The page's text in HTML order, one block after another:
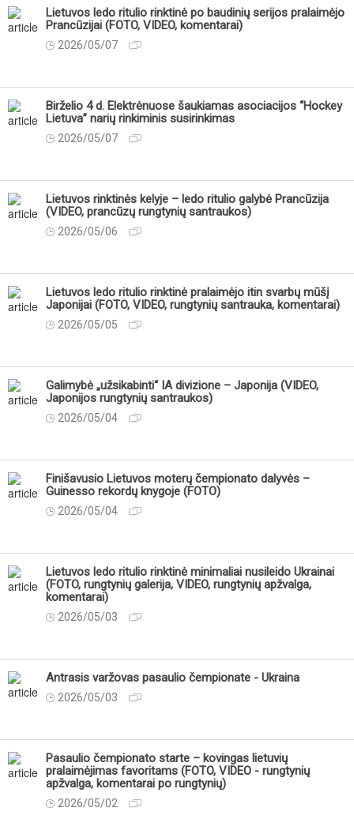
Lietuvos ledo ritulio rinktinė po baudinių serijos pralaimėjo
Prancūzijai (FOTO, VIDEO, komentarai)
2026/05/07
Birželio 4 d. Elektrėnuose šaukiamas asociacijos “Hockey
Lietuva” narių rinkiminis susirinkimas
2026/05/07
Lietuvos rinktinės kelyje – ledo ritulio galybė Prancūzija
(VIDEO, prancūzų rungtynių santraukos)
2026/05/06
Lietuvos ledo ritulio rinktinė pralaimėjo itin svarbų mūšį
Japonijai (FOTO, VIDEO, rungtynių santrauka, komentarai)
2026/05/05
Galimybė „užsikabinti“ IA divizione – Japonija (VIDEO,
Japonijos rungtynių santraukos)
2026/05/04
Finišavusio Lietuvos moterų čempionato dalyvės –
Guinesso rekordų knygoje (FOTO)
2026/05/04
Lietuvos ledo ritulio rinktinė minimaliai nusileido Ukrainai
(FOTO, rungtynių galerija, VIDEO, rungtynių apžvalga,
komentarai)
2026/05/03
Antrasis varžovas pasaulio čempionate - Ukraina
2026/05/03
Pasaulio čempionato starte – kovingas lietuvių
pralaimėjimas favoritams (FOTO, VIDEO - rungtynių
apžvalga, komentarai po rungtynių)
2026/05/02